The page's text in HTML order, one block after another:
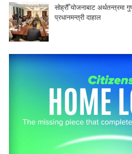
सोह्रौँ योजनाबाट
प्रधानमन्त्री दाहाल